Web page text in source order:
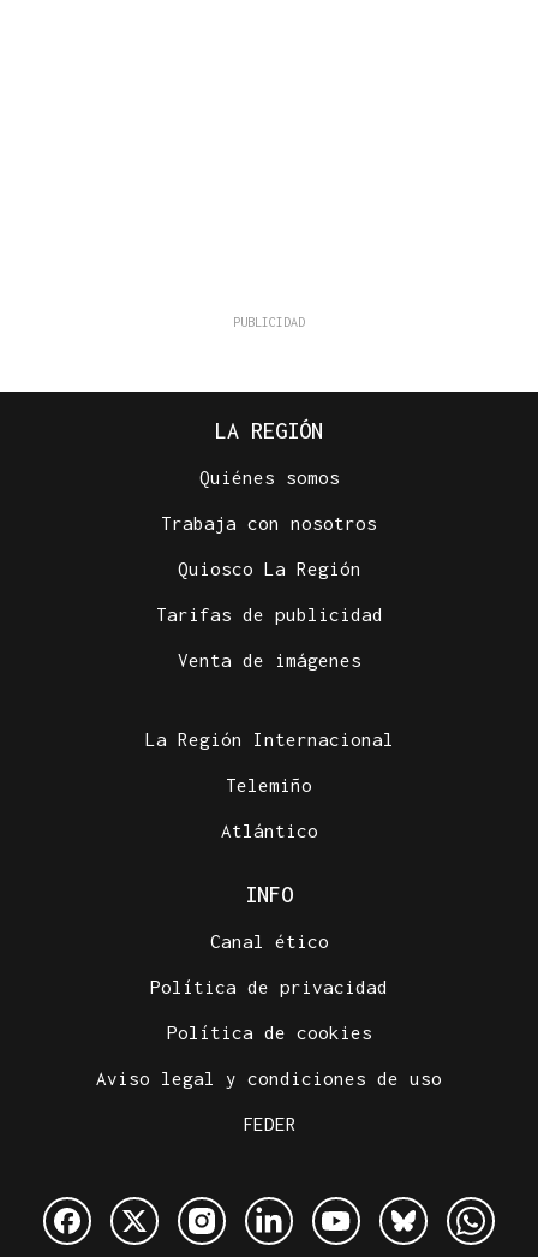
LA REGIÓN
Quiénes somos
Trabaja con nosotros
Quiosco La Región
Tarifas de publicidad
Venta de imágenes
La Región Internacional
Telemiño
Atlántico
INFO
Canal ético
Política de privacidad
Política de cookies
Aviso legal y condiciones de uso
FEDER